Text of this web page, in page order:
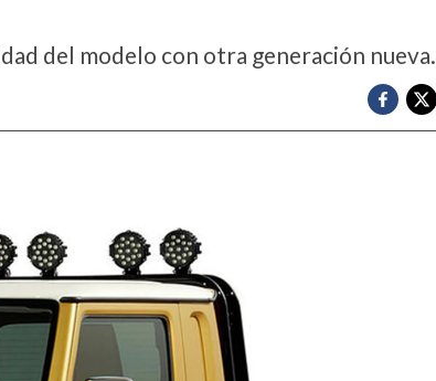
del modelo con otra generación nueva.